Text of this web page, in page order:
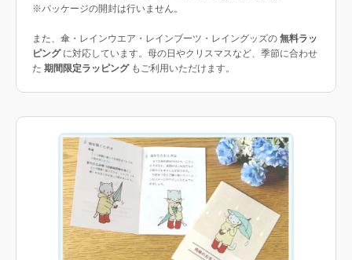
※パッケージの開封は行いません。
また、傘・レインウエア・レインブーツ・レイングッズの 無料ラッ
ピングに対応しています。母の日やクリスマスなど、季節に合わせ
た 期間限定ラッピングもご利用いただけます。